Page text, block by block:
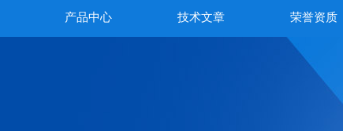
产品中心 技术文章 荣誉资质